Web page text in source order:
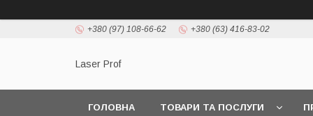
+380 (97) 108-66-62 +380 (63) 416-83-02
Laser Prof
ГОЛОВНА ТОВАРИ ТА ПОСЛУГИ